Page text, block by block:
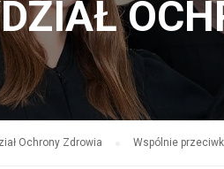
Ochrony Zdrowia Wspólnie